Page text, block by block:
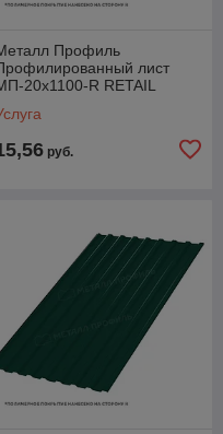
Профиль
лист
20x1100-R RETAIL
руб.